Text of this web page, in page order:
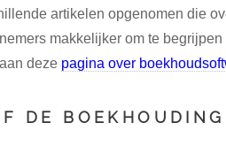
artikelen opgenomen die
makkelijker om te
deze pagina over
DE BOEKHOUDING